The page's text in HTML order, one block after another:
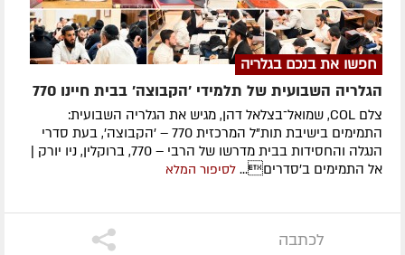
חפשו את בנכם בגלריה
הגלריה השבועית של תלמידי 'הקבוצה' בבית חיינו 770
צלם COL, שמואל־בצלאל דהן, מגיש את הגלריה השבועית:
התמימים בישיבת תות"ל המרכזית 770 – 'הקבוצה', בעת סדרי
הנגלה והחסידות בבית מדרשו של הרבי – 770, ברוקלין, ניו יורק |
אל התמימים ב'סדרים... לסיפור המלא
לכתבה